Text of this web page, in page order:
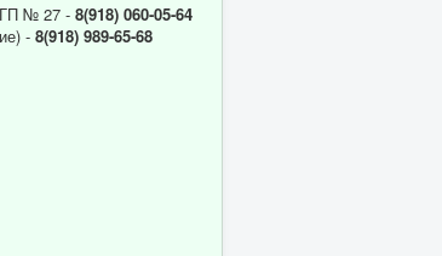
№ 27 - 8(918) 060-05-64
- 8(918) 989-65-68